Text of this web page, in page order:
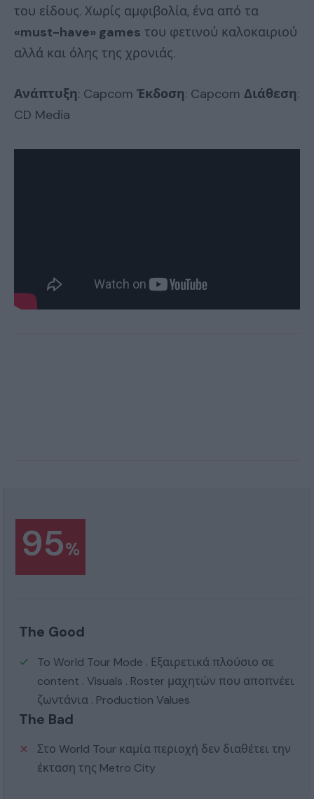
του είδους. Χωρίς αμφιβολία, ένα από τα
«must-have» games του φετινού καλοκαιριού
αλλά και όλης της χρονιάς.
Ανάπτυξη: Capcom Έκδοση: Capcom Διάθεση:
CD Media
95%
The Good
To World Tour Mode . Εξαιρετικά πλούσιο σε
content . Visuals . Roster μαχητών που αποπνέει
ζωντάνια . Production Values
The Bad
Στο World Tour καμία περιοχή δεν διαθέτει την
έκταση της Metro City